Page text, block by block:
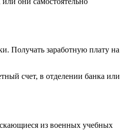
Получать заработную плату на
счет, в отделении банка или
из военных учебных